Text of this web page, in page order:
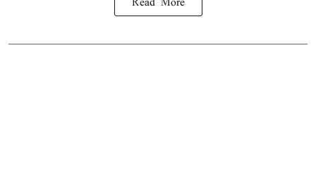
Read More